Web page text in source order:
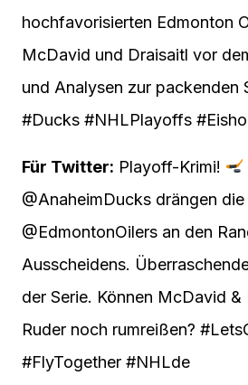
hochfavorisierten Edmonton
McDavid und Draisaitl vor
und Analysen zur packenden
#Ducks #NHLPlayoffs
Für Twitter: Playoff-Krimi!
@AnaheimDucks drängen die
@EdmontonOilers an den
Ausscheidens.
der Serie. Können McDavid &
Ruder noch rumreißen?
#FlyTogether #NHLde